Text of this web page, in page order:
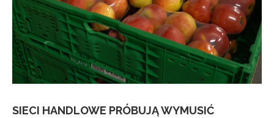
SIECI HANDLOWE PRÓBUJĄ WYMUSIĆ